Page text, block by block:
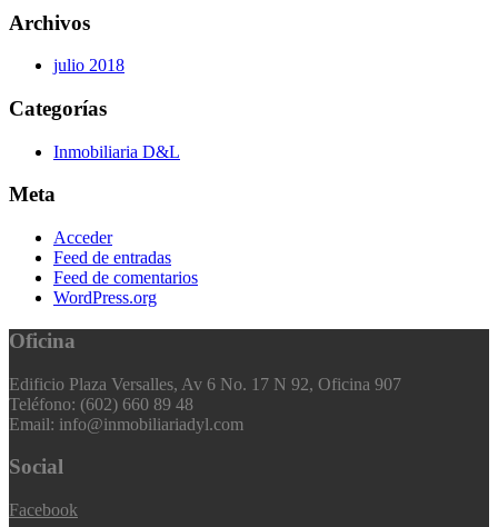
Archivos
julio 2018
Categorías
Inmobiliaria D&L
Meta
Acceder
Feed de entradas
Feed de comentarios
WordPress.org
Oficina
Edificio Plaza Versalles, Av 6 No. 17 N 92, Oficina 907
Teléfono: (602) 660 89 48
Email: info@inmobiliariadyl.com
Social
Facebook